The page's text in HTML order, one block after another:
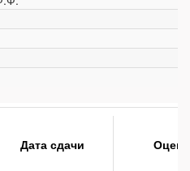
Дата сдачи